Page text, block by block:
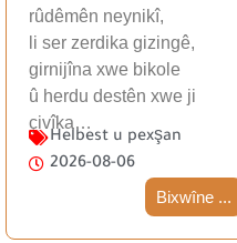
rûdêmên neynikî,
li ser zerdika gizingê,
girnijîna xwe bikole
û herdu destên xwe ji
çivîka…
Helbest u pexşan
2026-08-06
Bixwîne ...